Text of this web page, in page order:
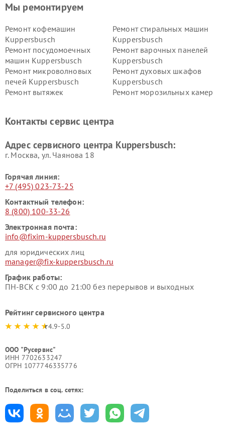
Мы ремонтируем
Ремонт кофемашин
Kuppersbusch
Ремонт стиральных машин
Kuppersbusch
Ремонт посудомоечных
машин Kuppersbusch
Ремонт варочных панелей
Kuppersbusch
Ремонт микроволновых
печей Kuppersbusch
Ремонт духовых шкафов
Kuppersbusch
Ремонт вытяжек
Ремонт морозильных камер
Kuppersbusch
вакуумных упаковщиков
Ремонт сушильных машин Kuppersbusch
Контакты сервис центра
Адрес сервисного центра Kuppersbusch:
г. Москва, ул. Чаянова 18
Горячая линия:
+7 (495) 023-73-25
Контактный телефон:
8 (800) 100-33-26
Электронная почта:
info@fixim-kuppersbusch.ru
для юридических лиц
manager@fix-kuppersbusch.ru
График работы:
ПН-ВСК с 9:00 до 21:00 без перерывов и выходных
Рейтинг сервисного центра
4.9-5.0
ООО "Русервис"
ИНН 7702633247
ОГРН 1077746335776
Поделиться в соц. сетях: